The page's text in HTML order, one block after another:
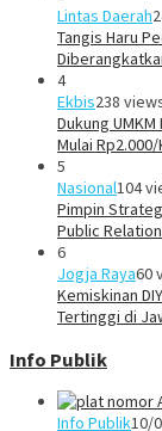
Lintas Daerah
Tangis Haru
4
Ekbis238
Dukung
Mulai
5
Nasional104
Pimpin
Public
6
Jogja Raya60
Kemiskinan
Tertinggi di
Info Publik
Info Publik10/